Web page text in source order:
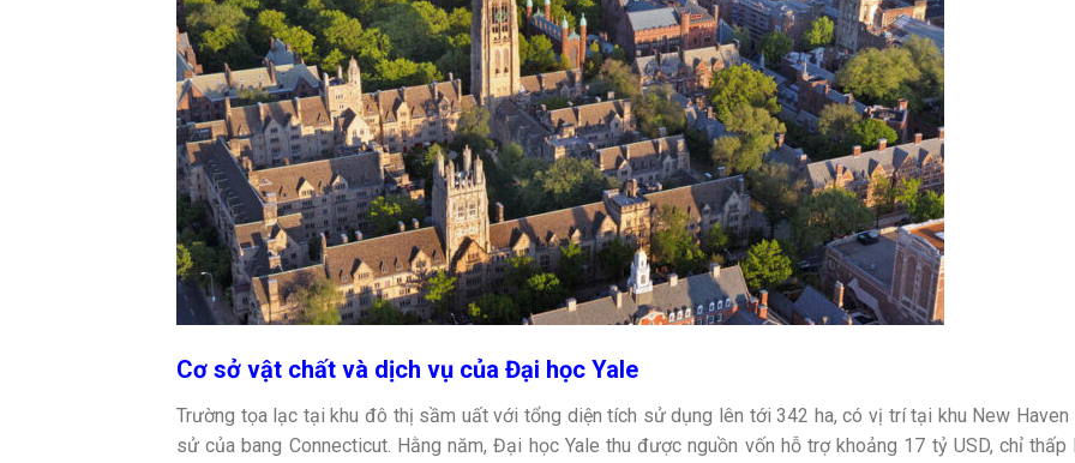
Cơ sở vật chất và dịch vụ của Đại học Yale
Trường tọa lạc tại khu đô thị sầm uất với tổng diện tích sử dụng lên tới 342 ha, có vị trí tại khu New Haven
sử của bang Connecticut. Hằng năm, Đại học Yale thu được nguồn vốn hỗ trợ khoảng 17 tỷ USD, chỉ thấp